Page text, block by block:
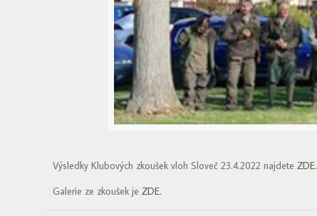
Výsledky Klubových zkoušek vloh Sloveč 23.4.2022 najdeteZDE.
Galerie ze zkoušek jeZDE.